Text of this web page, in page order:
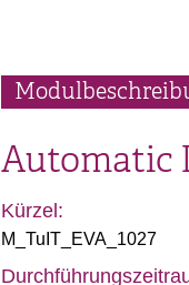
Automatic
Kürzel:
M_TuIT_EVA_1027